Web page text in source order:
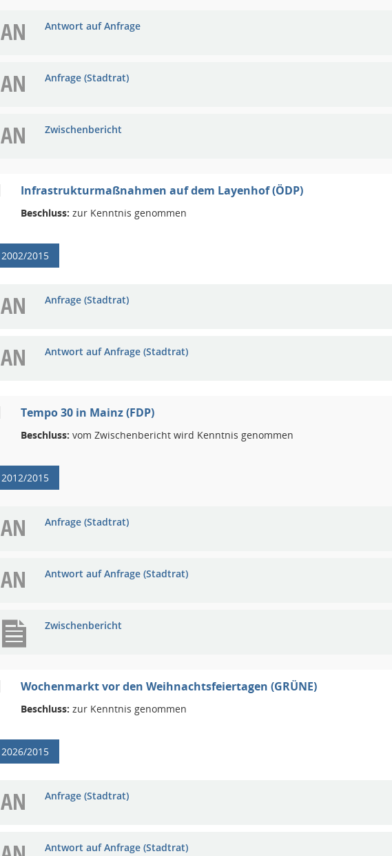
AN Antwort auf Anfrage
AN Anfrage (Stadtrat)
AN Zwischenbericht
Infrastrukturmaßnahmen auf dem Layenhof (ÖDP)
Beschluss: zur Kenntnis genommen
2002/2015
AN Anfrage (Stadtrat)
AN Antwort auf Anfrage (Stadtrat)
Tempo 30 in Mainz (FDP)
Beschluss: vom Zwischenbericht wird Kenntnis genommen
2012/2015
AN Anfrage (Stadtrat)
AN Antwort auf Anfrage (Stadtrat)
Zwischenbericht
Wochenmarkt vor den Weihnachtsfeiertagen (GRÜNE)
Beschluss: zur Kenntnis genommen
2026/2015
AN Anfrage (Stadtrat)
Antwort auf Anfrage (Stadtrat)